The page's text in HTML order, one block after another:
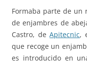
Formaba parte de un
de enjambres de
Castro, deApitecnic,
que recoge un
es introducido en